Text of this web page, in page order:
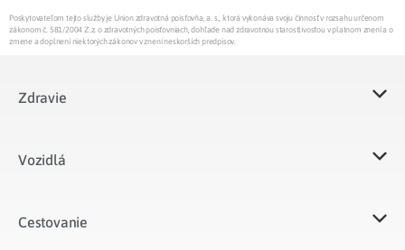
Poskytovateľom tejto služby je Union zdravotná poisťovňa, a. s., ktorá vykonáva svoju činnosť v rozsahu určenom
zákonom č. 581/2004 Z.z. o zdravotných poisťovniach, dohľade nad zdravotnou starostlivosťou v platnom znení a o
zmene a doplnení niektorých zákonov v znení neskorších predpisov.
Zdravie
Vozidlá​
Cestovanie